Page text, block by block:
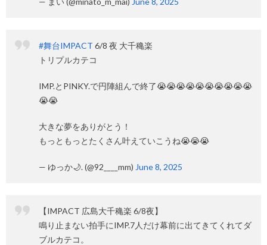
#舞台IMPACT 6/8 夜 大千穐楽
トリプルカテコ
IMP.とPINKY.で円陣組んで終了😭😭😭😭😭😭😭😭😭😭
😭😭
大きな夢をありがとう！
もっともっとたくさん叶えていこうね😭😭😭
— ゆっか🌙. (@92____mm) June 8, 2025
【IMPACT 広島大千穐楽 6/8夜】
鳴り止まない拍手にIMP.7人だけ幕前に出てきてくれてダ
ブルカテコ。